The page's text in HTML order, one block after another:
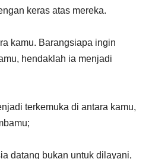
keras atas mereka.
kamu. Barangsiapa ingin
hendaklah ia menjadi
terkemuka di antara kamu,
datang bukan untuk dilayani,